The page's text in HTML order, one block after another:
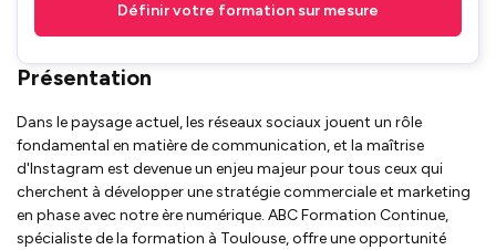
Définir votre formation sur mesure
Présentation
Dans le paysage actuel, les réseaux sociaux jouent un rôle
fondamental en matière de communication, et la maîtrise
d'Instagram est devenue un enjeu majeur pour tous ceux qui
cherchent à développer une stratégie commerciale et marketing
en phase avec notre ère numérique. ABC Formation Continue,
spécialiste de la formation à Toulouse, offre une opportunité